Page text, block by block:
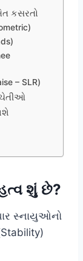
કસરતો
– SLR)
શું છે?
સ્નાયુઓનો